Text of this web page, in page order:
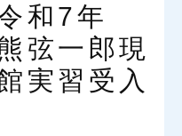
和7年
弦一郎現
実習受入